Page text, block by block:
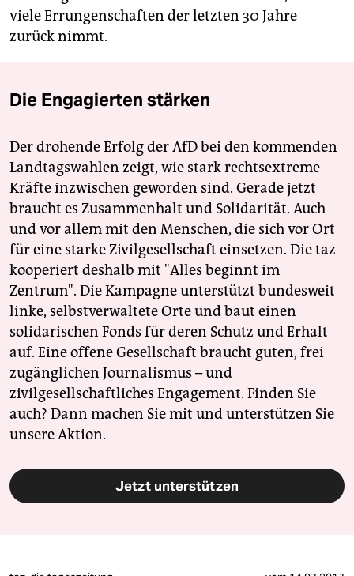
viele Errungenschaften der letzten 30 Jahre
zurück nimmt.
Die Engagierten stärken
Der drohende Erfolg der AfD bei den kommenden
Landtagswahlen zeigt, wie stark rechtsextreme
Kräfte inzwischen geworden sind. Gerade jetzt
braucht es Zusammenhalt und Solidarität. Auch
und vor allem mit den Menschen, die sich vor Ort
für eine starke Zivilgesellschaft einsetzen. Die taz
kooperiert deshalb mit "Alles beginnt im
Zentrum". Die Kampagne unterstützt bundesweit
linke, selbstverwaltete Orte und baut einen
solidarischen Fonds für deren Schutz und Erhalt
auf. Eine offene Gesellschaft braucht guten, frei
zugänglichen Journalismus – und
zivilgesellschaftliches Engagement. Finden Sie
auch? Dann machen Sie mit und unterstützen Sie
unsere Aktion.
Jetzt unterstützen